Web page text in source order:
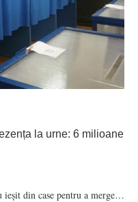
la urne: 6 milioane
ieșit din case pentru a merge…